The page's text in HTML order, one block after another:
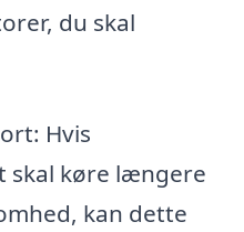
du skal
Hvis
skal køre længere
kan dette